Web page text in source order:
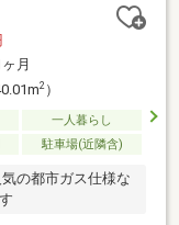
ヶ月
2）
一人暮らし
駐車場(近隣含)
の都市ガス仕様な
す